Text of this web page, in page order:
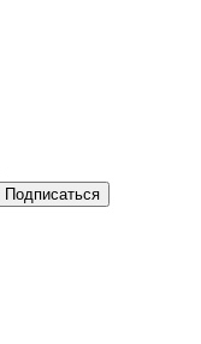
Подписаться